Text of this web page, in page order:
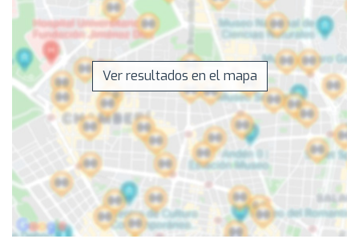
Ver resultados en el mapa